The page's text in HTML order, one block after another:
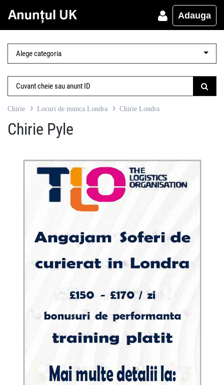
Adauga
Chirie Locuri de munca Londra Chirie Londra
Chirie Pyle